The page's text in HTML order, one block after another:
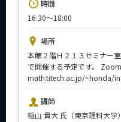
時間
16:30～18:00
場所
本館２階Ｈ２１３セミナー
で開催する予定です。
math.titech.ac.jp/~honda/
講師
稲山 貴大 氏（東京理科大学）
イベントカレンダー
Event Calendar
今後のイベント
今後の課程別イベント
年別アーカイブ